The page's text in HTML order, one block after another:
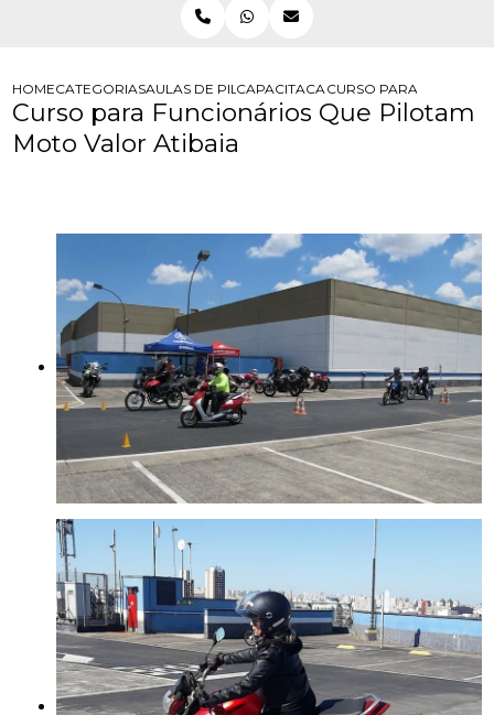
HOMECATEGORIASAULAS DE PILOTAGEM PARA EMPRESAS
CAPACITACAO PARA
CURSO PARA
Curso para Funcionários Que Pilotam
Moto Valor Atibaia